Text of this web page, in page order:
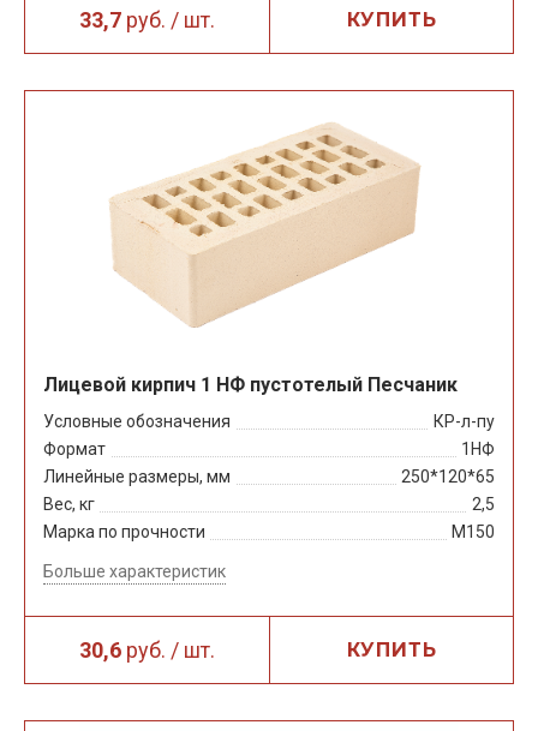
33,7 руб. / шт. КУПИТЬ
30,6 руб. / шт. КУПИТЬ
Лицевой кирпич 1 НФ пустотелый Песчаник
Условные обозначения
КР-л-пу
Формат
1НФ
Линейные размеры, мм
250*120*65
Вес, кг
2,5
Марка по прочности
М150
Больше характеристик